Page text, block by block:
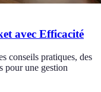
avec Efficacité
conseils pratiques, des
pour une gestion